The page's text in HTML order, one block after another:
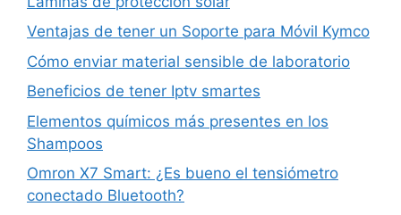
Ventajas de tener un Soporte para Móvil Kymco
Cómo enviar material sensible de laboratorio
Beneficios de tener Iptv smartes
Elementos químicos más presentes en los
Shampoos
Omron X7 Smart: ¿Es bueno el tensiómetro
conectado Bluetooth?